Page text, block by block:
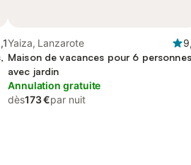
Yaiza, Lanzarote
Maison de vacances pour 6
avec jardin
Annulation gratuite
dès173 €par nuit